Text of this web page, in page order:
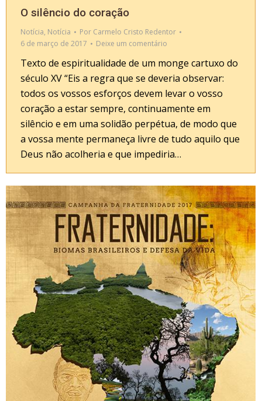
O silêncio do coração
Notícia, Notícia Por Carmelo Cristo Redentor
6 de março de 2017
Deixe um comentário
Texto de espiritualidade de um monge cartuxo do
século XV “Eis a regra que se deveria observar:
todos os vossos esforços devem levar o vosso
coração a estar sempre, continuamente em
silêncio e em uma solidão perpétua, de modo que
a vossa mente permaneça livre de tudo aquilo que
Deus não acolheria e que impediria…